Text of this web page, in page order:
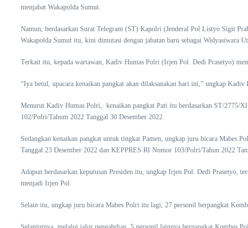
menjabat Wakapolda Sumut.
Namun, berdasarkan Surat Telegram (ST) Kapolri (Jenderal Pol Listyo Sigit
Wakapolda Sumut itu, kini dimutasi dengan jabatan baru sebagai Widyasiwara
Terkait itu, kepada wartawan, Kadiv Humas Polri (Irjen Pol. Dedi Prasetyo)
“Iya betul, upacara kenaikan pangkat akan dilaksanakan hari ini,” ungkap
Menurut Kadiv Humas Polri, kenaikan pangkat Pati itu berdasarkan ST/2775/
102/Polri/Tahum 2022 Tanggal 30 Desember 2022.
Sedangkan kenaikan pangkat untuk tingkat Pamen, ungkap juru bicara Mabes
Tanggal 23 Desember 2022 dan KEPPRES RI Nomor 103/Polri/Tahun 2022
Adapun berdasarkan keputusan Presiden itu, ungkap Irjen Pol. Dedi Prasetyo,
menjadi Irjen Pol.
Selain itu, ungkap juru bicara Mabes Polri itu lagi, 27 personil berpangkat